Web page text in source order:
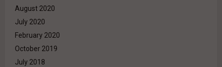
August 2020
July 2020
February 2020
October 2019
July 2018